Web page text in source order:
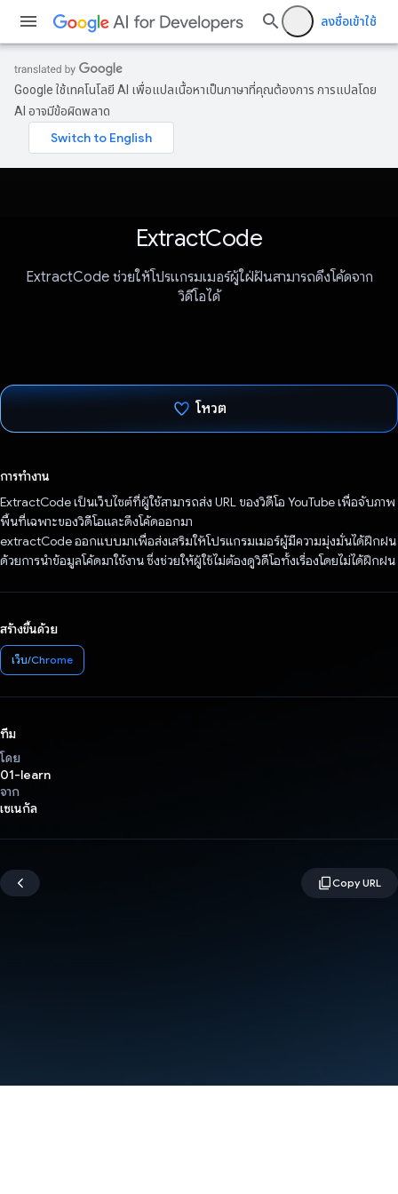
ลงชื่อเข้าใช้
Google ใช้เทคโนโลยี AI เพื่อแปลเนื้อหาเป็นภาษาที่คุณต้องการ การแปลโดย
AI อาจมีข้อผิดพลาด
ExtractCode
ExtractCode ช่วยให้โปรแกรมเมอร์ผู้ใฝ่ฝันสามารถดึงโค้ดจาก
วิดีโอได้
โหวต
การทำงาน
ExtractCode เป็นเว็บไซต์ที่ผู้ใช้สามารถส่ง URL ของวิดีโอ YouTube เพื่อจับภาพ
พื้นที่เฉพาะของวิดีโอและดึงโค้ดออกมา
extractCode ออกแบบมาเพื่อส่งเสริมให้โปรแกรมเมอร์ผู้มีความมุ่งมั่นได้ฝึกฝน
ด้วยการนำข้อมูลโค้ดมาใช้งาน ซึ่งช่วยให้ผู้ใช้ไม่ต้องดูวิดีโอทั้งเรื่องโดยไม่ได้ฝึกฝน
สร้างขึ้นด้วย
เว็บ/Chrome
ทีม
โดย
01-learn
จาก
เซเนกัล